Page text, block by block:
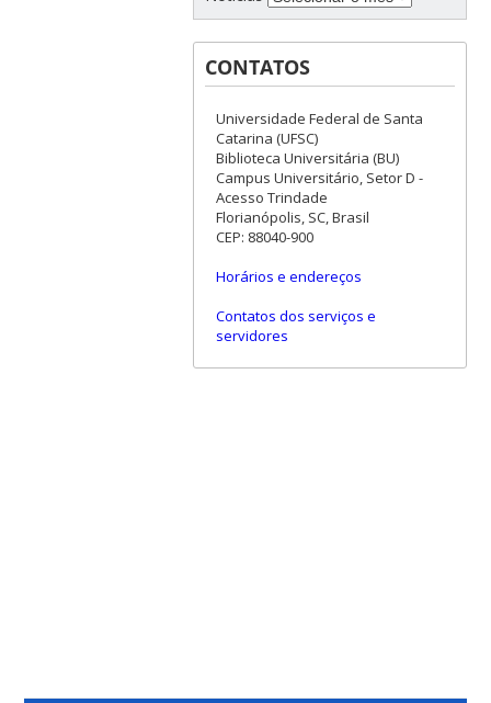
CONTATOS
Universidade Federal de Santa
Catarina (UFSC)
Biblioteca Universitária (BU)
Campus Universitário, Setor D -
Acesso Trindade
Florianópolis, SC, Brasil
CEP: 88040-900
Horários e endereços
Contatos dos serviços e
servidores